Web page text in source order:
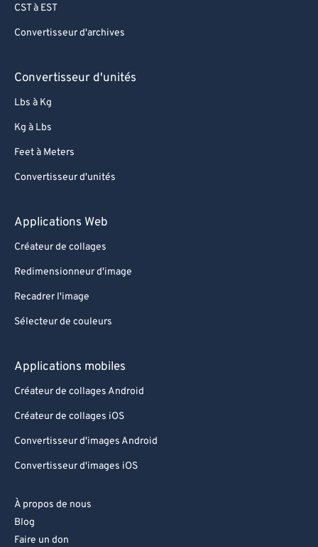
CST à EST
Convertisseur d'archives
Convertisseur d'unités
Lbs à Kg
Kg à Lbs
Feet à Meters
Convertisseur d'unités
Applications Web
Créateur de collages
Redimensionneur d'image
Recadrer l'image
Sélecteur de couleurs
Applications mobiles
Créateur de collages Android
Créateur de collages iOS
Convertisseur d'images Android
Convertisseur d'images iOS
À propos de nous
Blog
Faire un don